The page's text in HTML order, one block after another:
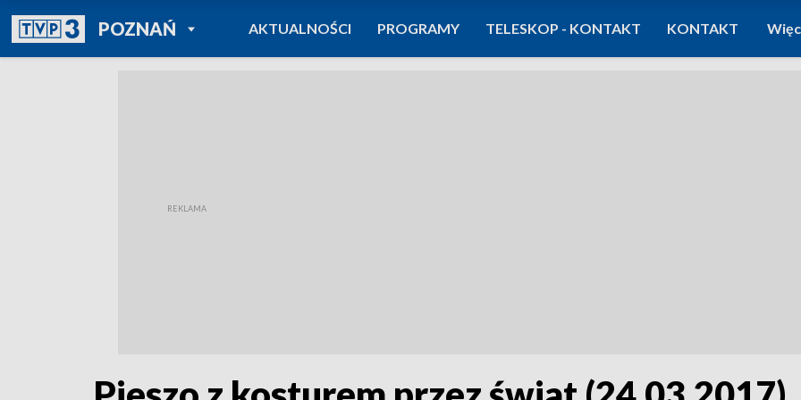
POZNAŃPOWRÓT DO
TVP REGIONY
AKTUALNOŚCI PROGRAMY TELESKOP - KONTAKT KONTAKT